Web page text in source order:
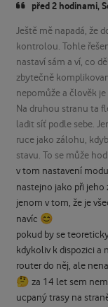
před 2 hodinami,
Ještě mě napadá, že
kontrolou. Tohle
nastaví sám a ví, co
zbytečně
nepomůže a člověk
Na druhou stranu ta
ladit síť podle sebe.
ruce jako zálohu,
stavu. To se může
v tom nastavení
nastejno jako při
jenom v tom, že je
navíc 😊
pokud by se
kdykoliv k dispozici a
router do něj, ale
🤔 za 14 let sem
ucpaný trasy na